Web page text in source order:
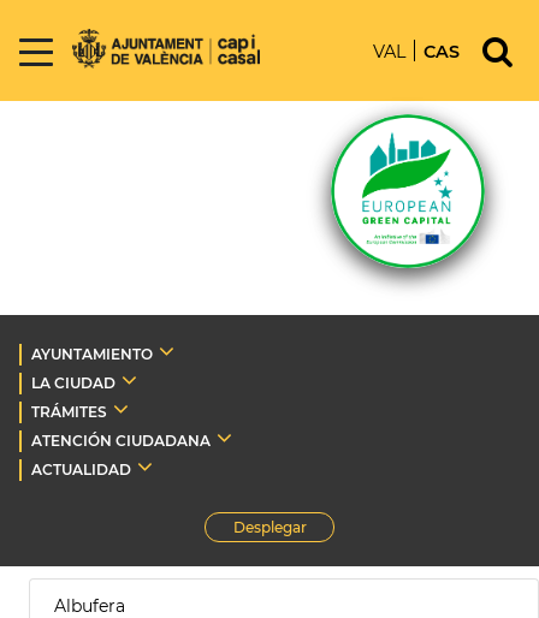
VAL CAS
AYUNTAMIENTO
LA CIUDAD
TRÁMITES
ATENCIÓN CIUDADANA
ACTUALIDAD
Desplegar
Albufera